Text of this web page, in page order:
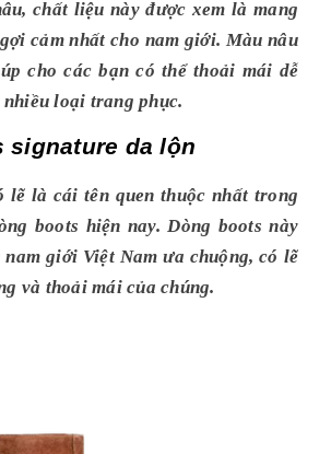
chất liệu này được xem là mang
cảm nhất cho nam giới. Màu nâu
cho các bạn có thể thoải mái dễ
loại trang phục.
signature da lộn
lẽ là cái tên quen thuộc nhất trong
boots hiện nay. Dòng boots này
giới Việt Nam ưa chuộng, có lẽ
và thoải mái của chúng.